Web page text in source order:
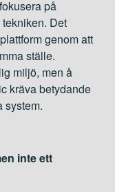
på
Det
genom att
ställe.
miljö, men å
kräva betydande
system.
inte ett